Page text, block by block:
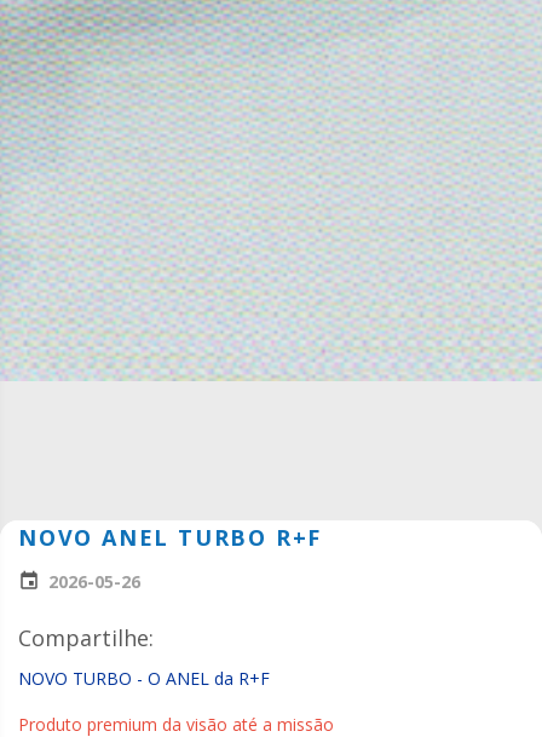
NOVO ANEL TURBO R+F
2026-05-26
Compartilhe:
NOVO TURBO - O ANEL da R+F
Produto premium da visão até a missão